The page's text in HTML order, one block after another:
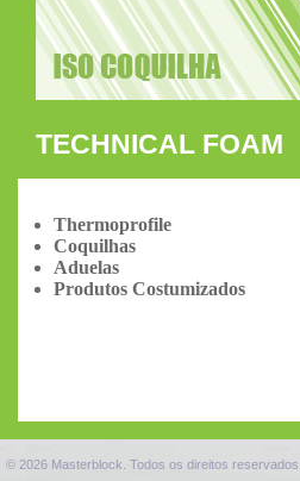
TECHNICAL FOAM
Thermoprofile
Coquilhas
Aduelas
Produtos Costumizados
© 2026 Masterblock. Todos os direitos reservados.